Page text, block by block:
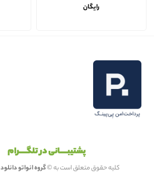
رایگان
پشتیبـــــانی در تلگـــــرام
کلیه حقوق متعلق است به ©گروه انواتو دانلود